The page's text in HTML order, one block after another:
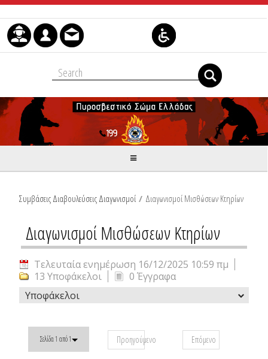
Μετάβαση στο περιεχόμενο
Συμβάσεις Διαβουλεύσεις Διαγωνισμοί / Διαγωνισμοί Μισθώσεων Κτηρίων
Διαγωνισμοί Μισθώσεων Κτηρίων
Τελευταία ενημέρωση 16/12/2025 10:59 πμ
13 Υποφάκελοι
0 Έγγραφα
Υποφάκελοι
Σελίδα 1 από 1 Προηγούμενο Επόμενο